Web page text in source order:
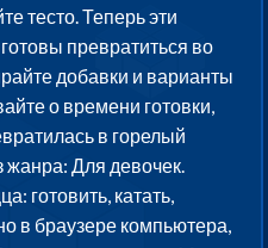
тесто. Теперь эти
превратиться во
добавки и варианты
о времени готовки,
в горелый
жанра: Для девочек.
готовить, катать,
в браузере компьютера,